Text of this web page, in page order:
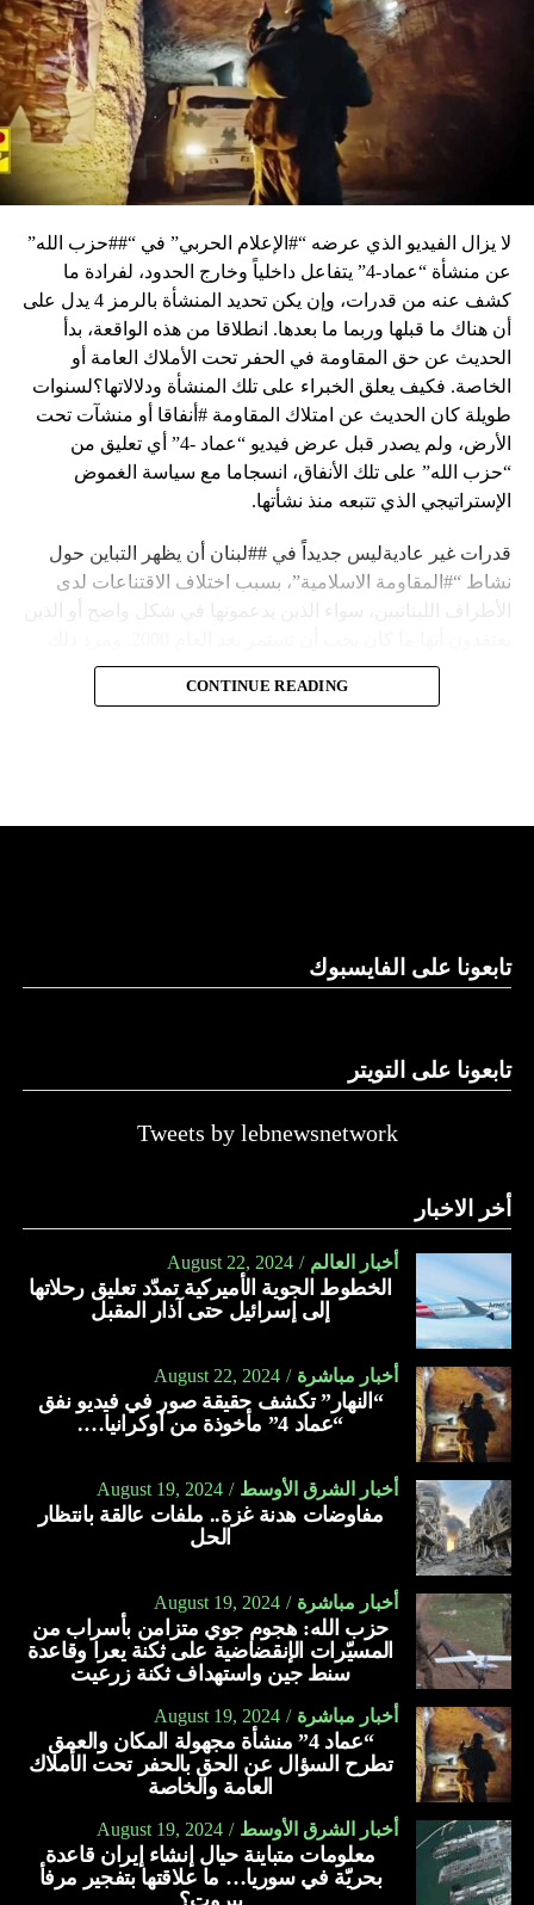
لا يزال الفيديو الذي عرضه “#الإعلام الحربي” في “##حزب الله”
عن منشأة “عماد-4” يتفاعل داخلياً وخارج الحدود، لفرادة ما
كشف عنه من قدرات، وإن يكن تحديد المنشأة بالرمز 4 يدل على
أن هناك ما قبلها وربما ما بعدها. انطلاقا من هذه الواقعة، بدأ
الحديث عن حق المقاومة في الحفر تحت الأملاك العامة أو
الخاصة. فكيف يعلق الخبراء على تلك المنشأة ودلالاتها؟لسنوات
طويلة كان الحديث عن امتلاك المقاومة #أنفاقا أو منشآت تحت
الأرض، ولم يصدر قبل عرض فيديو “عماد -4” أي تعليق من
“حزب الله” على تلك الأنفاق، انسجاما مع سياسة الغموض
الإستراتيجي الذي تتبعه منذ نشأتها.
قدرات غير عاديةليس جديداً في ##لبنان أن يظهر التباين حول
نشاط “#المقاومة الاسلامية”، بسبب اختلاف الاقتناعات لدى
الأطراف اللبنانيين، سواء الذين يدعمونها في شكل واضح أو الذين
إلى أن المقاومة ضد الاحتلال الإسرائيلي لم تكن يوماً محط
إجماع داخلي، وإن كانت القوى اللبنانية المؤمنة بالصراع ضد
النهار
CONTINUE READING
تابعونا على الفايسبوك
تابعونا على التويتر
Tweets by lebnewsnetwork
أخر الاخبار
أخبار العالم August 22, 2024
الخطوط الجوية الأميركية تمدّد تعليق رحلاتها
إلى إسرائيل حتى آذار المقبل
أخبار مباشرة August 22, 2024
“النهار” تكشف حقيقة صور في فيديو نفق
“عماد 4” مأخوذة من أوكرانيا….
أخبار الشرق الأوسط August 19, 2024
مفاوضات هدنة غزة.. ملفات عالقة بانتظار
الحل
أخبار مباشرة August 19, 2024
حزب الله: هجوم جوي متزامن بأسراب من
المسيّرات الإنقضاضية على ثكنة يعرا وقاعدة
سنط جين واستهداف ثكنة زرعيت
أخبار مباشرة August 19, 2024
“عماد 4” منشأة مجهولة المكان والعمق
تطرح السؤال عن الحق بالحفر تحت الأملاك
العامة والخاصة
أخبار الشرق الأوسط August 19, 2024
معلومات متباينة حيال إنشاء إيران قاعدة
بحريّة في سوريا… ما علاقتها بتفجير مرفأ